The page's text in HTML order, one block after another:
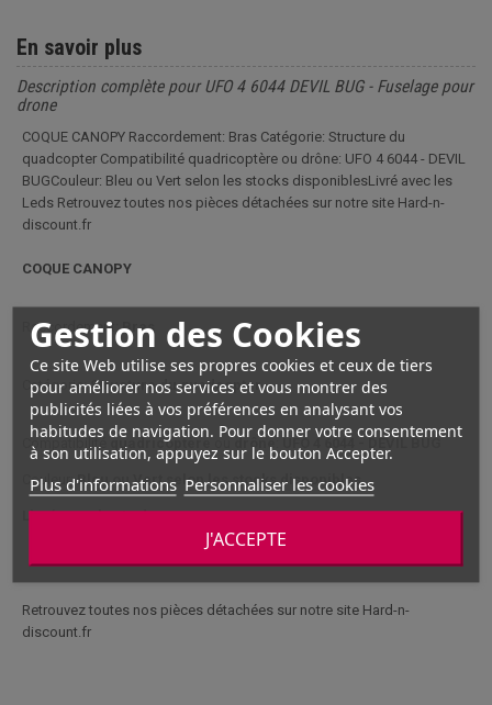
Gestion des Cookies
Ce site Web utilise ses propres cookies et ceux de tiers
pour améliorer nos services et vous montrer des
publicités liées à vos préférences en analysant vos
habitudes de navigation. Pour donner votre consentement
à son utilisation, appuyez sur le bouton Accepter.
Plus d'informations Personnaliser les cookies
J'ACCEPTE
En savoir plus
Description complète pour UFO 4 6044 DEVIL BUG - Fuselage pour
drone
COQUE CANOPY Raccordement: Bras Catégorie: Structure du
quadcopter Compatibilité quadricoptère ou drône: UFO 4 6044 - DEVIL
BUGCouleur: Bleu ou Vert selon les stocks disponiblesLivré avec les
Leds Retrouvez toutes nos pièces détachées sur notre site Hard-n-
discount.fr
COQUE CANOPY
Raccordement:Bras
Catégorie:Structure du quadcopter
Compatibilité quadricoptère drône
Couleur:Bleu ou Vert selon les stocks disponibles
Livré avec les Leds
Retrouvez toutes nos pièces détachées sur notre site Hard-n-
discount.fr